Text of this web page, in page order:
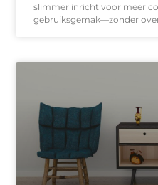
slimmer inricht voor meer
gebruiksgemak—zonder